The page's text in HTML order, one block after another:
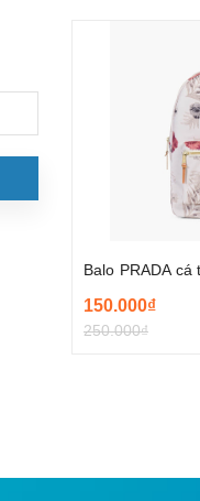
Balo PRADA cá
150.000₫
250.000₫